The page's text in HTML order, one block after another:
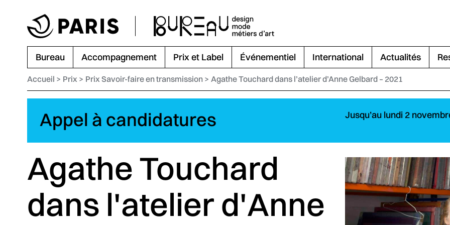
Bureau Accompagnement Prix et Label Événementiel International Actualités
Accueil Prix Prix Savoir-faire en transmission Agathe Touchard dans l’atelier d’Anne Gelbard – 2021
Appel à candidatures Jusqu’au lundi 2
Agathe Touchard
dans l'atelier d'Anne